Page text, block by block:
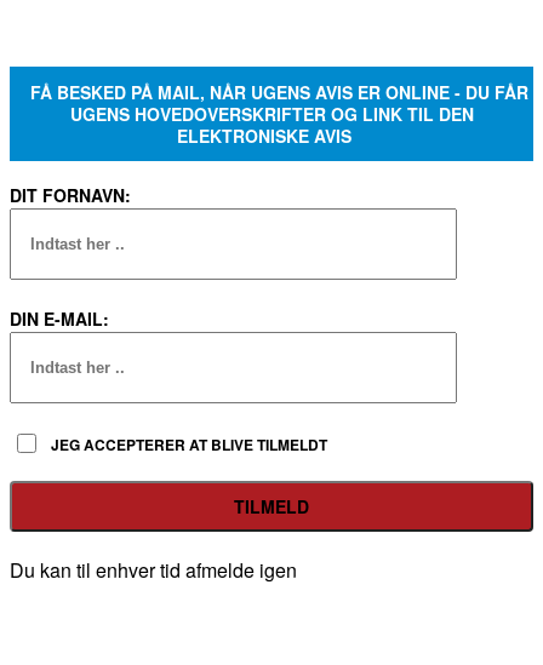
FÅ BESKED PÅ MAIL, NÅR UGENS AVIS ER ONLINE - DU FÅR
UGENS HOVEDOVERSKRIFTER OG LINK TIL DEN
ELEKTRONISKE AVIS
DIT FORNAVN:
DIN E-MAIL:
JEG ACCEPTERER AT BLIVE TILMELDT
Du kan til enhver tid afmelde igen